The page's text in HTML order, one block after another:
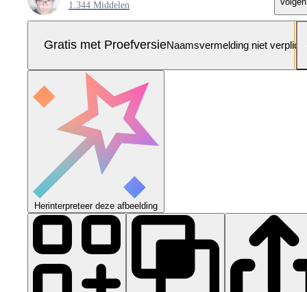
1.344 Middelen
Gratis met ProefversieNaamsvermelding niet verplicht
Herinterpreteer deze afbeelding